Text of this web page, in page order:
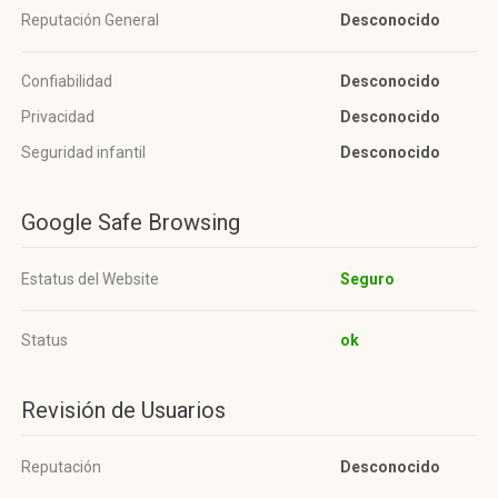
Reputación General Desconocido
Confiabilidad
Desconocido
Privacidad
Desconocido
Seguridad infantil
Desconocido
Google Safe Browsing
Estatus del Website Seguro
Status ok
Revisión de Usuarios
Reputación Desconocido